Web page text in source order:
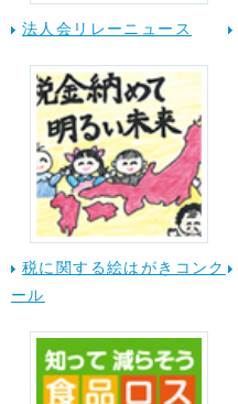
法人会リレーニュース
税に関する絵はがきコンク
ール